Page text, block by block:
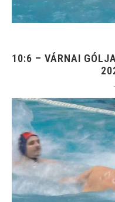
10:6 – VÁRNAI